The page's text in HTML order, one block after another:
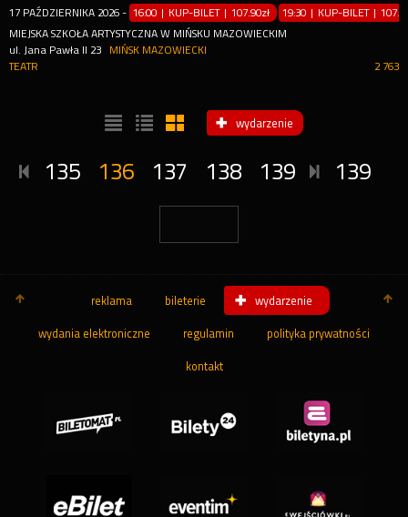
17 PAŹDZIERNIKA 2026 - 16:00 | KUP-BILET |107.90zł 19:30 | KUP-BILET |
MIEJSKA SZKOŁA ARTYSTYCZNA W MIŃSKU MAZOWIECKIM
ul. Jana Pawła II 23
MIŃSK MAZOWIECKI
2 763
TEATR
wydarzenie
135 136 137 138 139 139
reklama bileterie wydarzenie
wydania elektroniczne regulamin polityka prywatności
kontakt